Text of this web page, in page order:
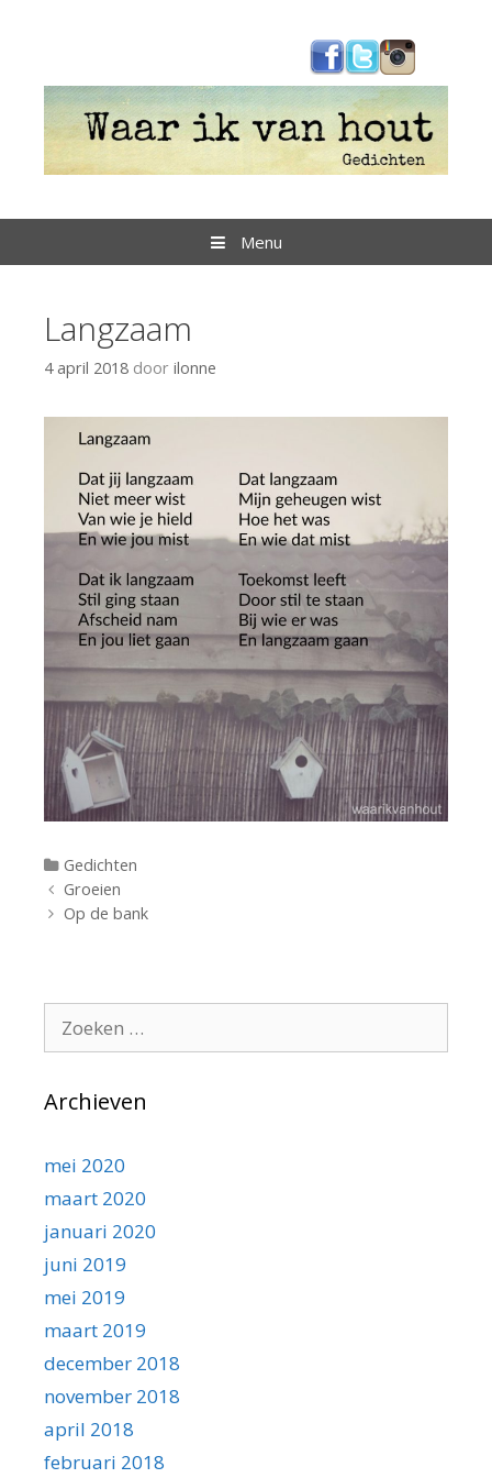
Menu
Langzaam
4 april 2018 door ilonne
Categorieën
Gedichten
Berichtnavigatie
Groeien
Op de bank
Zoeken
naar:
Archieven
mei 2020
maart 2020
januari 2020
juni 2019
mei 2019
maart 2019
december 2018
november 2018
april 2018
februari 2018